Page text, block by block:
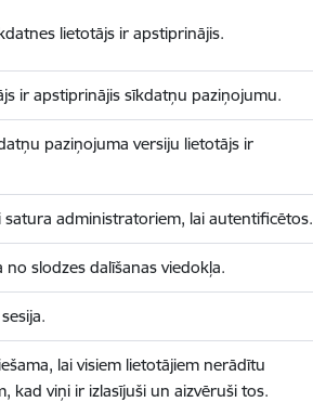
lietotājs ir apstiprinājis.
ir apstiprinājis sīkdatņu paziņojumu.
paziņojuma versiju lietotājs ir
satura administratoriem, lai autentificētos.
no slodzes dalīšanas viedokļa.
lai visiem lietotājiem nerādītu
kad viņi ir izlasījuši un aizvēruši tos.